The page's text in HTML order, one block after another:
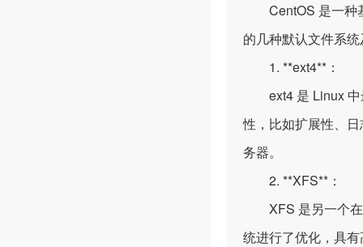
CentOS 是一种基
的几种默认文件系
1. **ext4**：
ext4 是 Linux 中
性，比如扩展性、
务器。
2. **XFS**：
XFS 是另一个在
统进行了优化，具